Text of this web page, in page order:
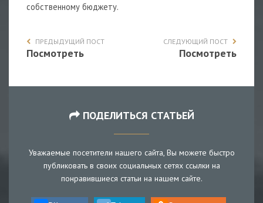
собственному бюджету.
ПРЕДЫДУЩИЙ ПОСТ
Посмотреть
СЛЕДУЮЩИЙ ПОСТ
Посмотреть
ПОДЕЛИТЬСЯ СТАТЬЕЙ
Уважаемые посетители нашего сайта, Вы можете быстро
публиковать в своих социальных сетях ссылки на
понравившиеся статьи на нашем сайте.